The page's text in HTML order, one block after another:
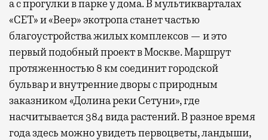
а с прогулки в парке у дома. В мультикварталах
«СЕТ» и «Веер» экотропа станет частью
благоустройства жилых комплексов — и это
первый подобный проект в Москве. Маршрут
протяженностью 8 км соединит городской
бульвар и внутренние дворы с природным
заказником «Долина реки Сетуни», где
насчитывается 384 вида растений. В разное время
года здесь можно увидеть первоцветы, ландыши,